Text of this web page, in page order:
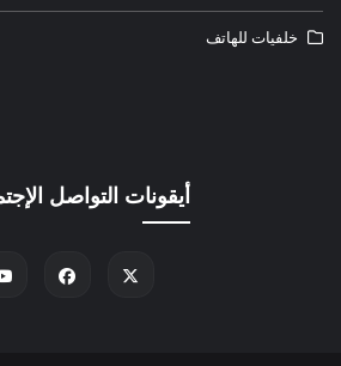
خلفيات للهاتف
أيقونات التواصل